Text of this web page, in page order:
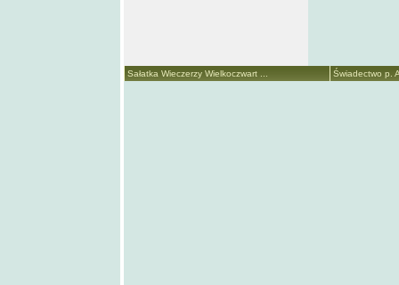
Sałatka Wieczerzy Wielkoczwart ... Świadectwo p.